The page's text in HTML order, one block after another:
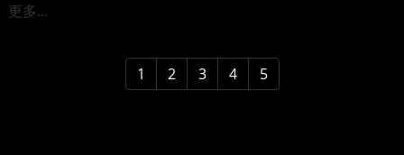
更多...
1 2 3 4 5